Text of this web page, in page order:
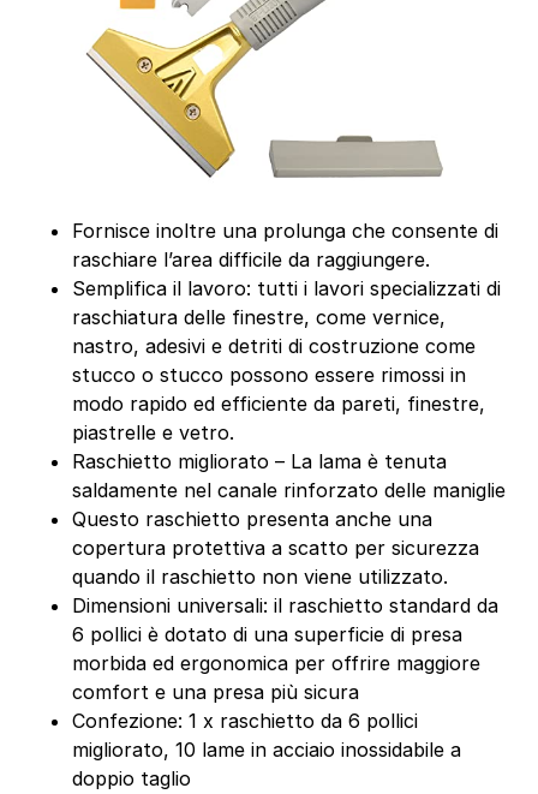
Fornisce inoltre una prolunga che consente di
raschiare l’area difficile da raggiungere.
Semplifica il lavoro: tutti i lavori specializzati di
raschiatura delle finestre, come vernice,
nastro, adesivi e detriti di costruzione come
stucco o stucco possono essere rimossi in
modo rapido ed efficiente da pareti, finestre,
piastrelle e vetro.
Raschietto migliorato – La lama è tenuta
saldamente nel canale rinforzato delle maniglie
Questo raschietto presenta anche una
copertura protettiva a scatto per sicurezza
quando il raschietto non viene utilizzato.
Dimensioni universali: il raschietto standard da
6 pollici è dotato di una superficie di presa
morbida ed ergonomica per offrire maggiore
comfort e una presa più sicura
Confezione: 1 x raschietto da 6 pollici
migliorato, 10 lame in acciaio inossidabile a
doppio taglio